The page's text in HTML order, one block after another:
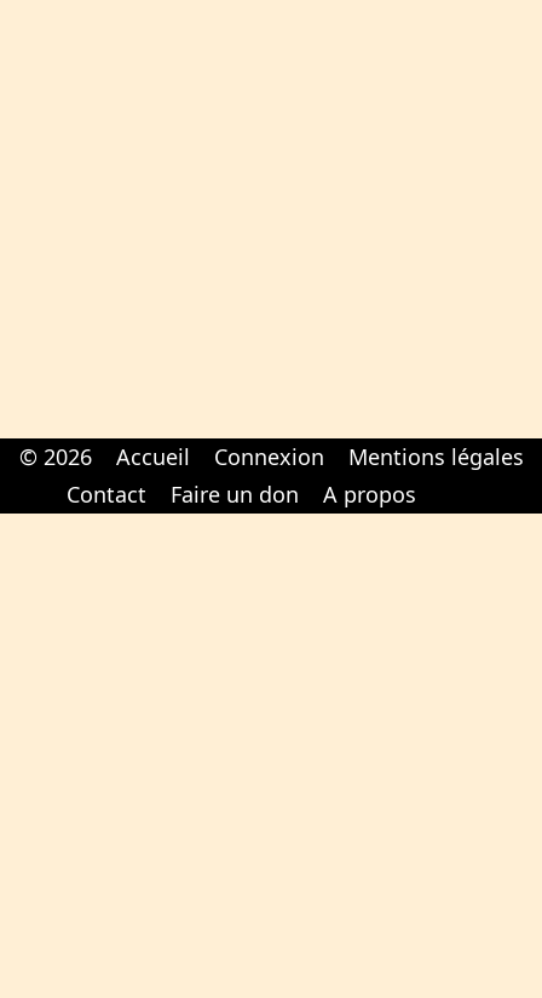
© 2026 Accueil Connexion
Mentions légales
Contact
Faire un don A propos